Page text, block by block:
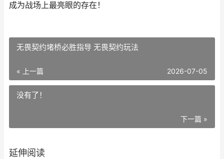
成为战场上最亮眼的存在！
无畏契约堵桥必胜指导 无畏契约玩法
« 上一篇 2026-07-05
没有了！
下一篇 »
延伸阅读